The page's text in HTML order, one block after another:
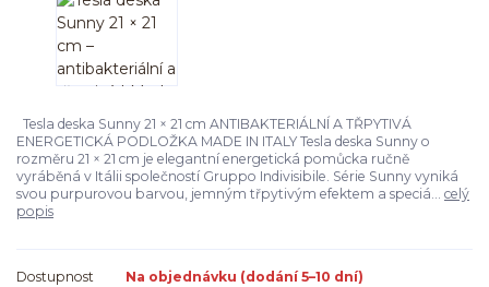
Tesla deska Sunny 21 × 21 cm ANTIBAKTERIÁLNÍ A TŘPYTIVÁ
ENERGETICKÁ PODLOŽKA MADE IN ITALY Tesla deska Sunny o
rozměru 21 × 21 cm je elegantní energetická pomůcka ručně
vyráběná v Itálii společností Gruppo Indivisibile. Série Sunny vyniká
svou purpurovou barvou, jemným třpytivým efektem a speciá... celý
popis
Dostupnost Na objednávku (dodání 5–10 dní)